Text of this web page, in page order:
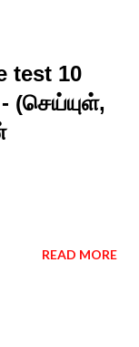
test 10
(செய்யுள்,
READ MORE